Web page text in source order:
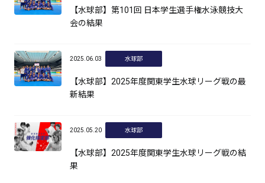
【水球部】第101回 日本学生選手権水泳競技大
会の結果
2025.06.03 水球部
【水球部】2025年度関東学生水球リーグ戦の最
新結果
2025.05.20 水球部
【水球部】2025年度関東学生水球リーグ戦の結
果